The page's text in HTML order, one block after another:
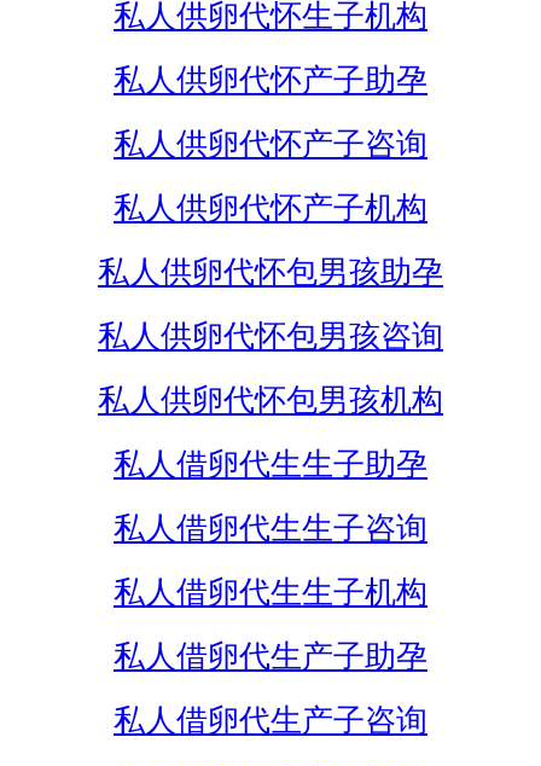
私人供卵代怀生子机构
私人供卵代怀产子助孕
私人供卵代怀产子咨询
私人供卵代怀产子机构
私人供卵代怀包男孩助孕
私人供卵代怀包男孩咨询
私人供卵代怀包男孩机构
私人借卵代生生子助孕
私人借卵代生生子咨询
私人借卵代生生子机构
私人借卵代生产子助孕
私人借卵代生产子咨询